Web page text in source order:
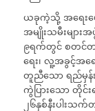
ယခုကဲ့သို့ အရေးပ
အမျိုးသမီးများ
၉ရက်တွင် စတင်တည်
ရေး၊ လူ့အခွင့်အရေ
တူညီသော ရည်မှန်းခ
ကွဲပြားသော တိုင်း
၂၆နှစ်နီးပါးသ